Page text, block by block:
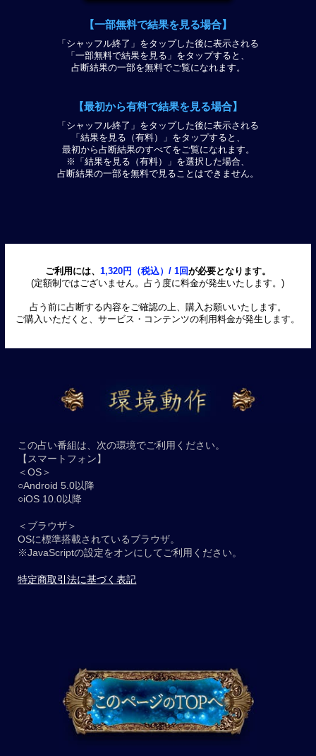
【一部無料で結果を見る場合】
「シャッフル終了」をタップした後に表示される
「一部無料で結果を見る」をタップすると、
占断結果の一部を無料でご覧になれます。
【最初から有料で結果を見る場合】
「シャッフル終了」をタップした後に表示される
「結果を見る（有料）」をタップすると、
最初から占断結果のすべてをご覧になれます。
※「結果を見る（有料）」を選択した場合、
占断結果の一部を無料で見ることはできません。
ご利用には、 1,320円（税込）/ 1回が必要となります。
(定額制ではございません。占う度に料金が発生いたします。)
占う前に占断する内容をご確認の上、購入お願いいたします。
ご購入いただくと、サービス・コンテンツの利用料金が発生します。
この占い番組は、次の環境でご利用ください。
【スマートフォン】
＜OS＞
○Android 5.0以降
○iOS 10.0以降
＜ブラウザ＞
OSに標準搭載されているブラウザ。
※JavaScriptの設定をオンにしてご利用ください。
特定商取引法に基づく表記